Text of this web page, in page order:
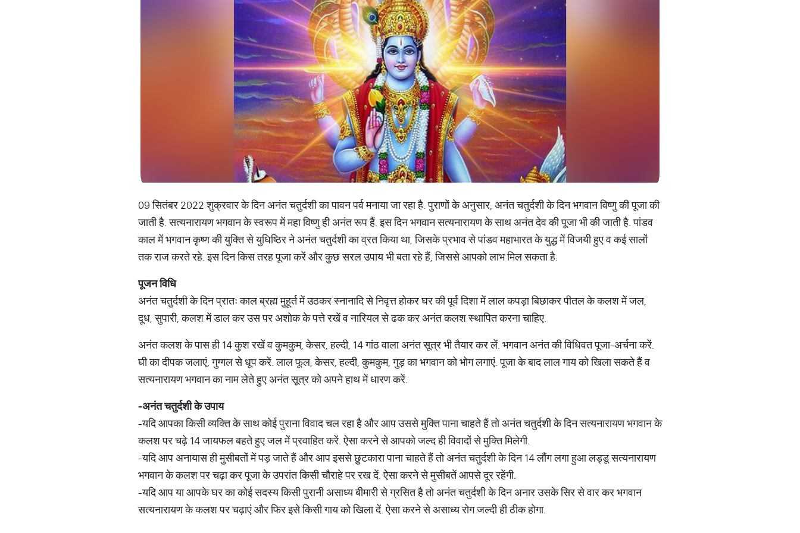
09 सितंबर 2022 शुक्रवार के दिन अनंत चतुर्दशी का पावन पर्व मनाया जा रहा है. पुराणों के अनुसार, अनंत चतुर्दशी के दिन भगवान विष्णु की पूजा की
जाती है. सत्यनारायण भगवान के स्वरूप में महा विष्णु ही अनंत रूप हैं. इस दिन भगवान सत्यनारायण के साथ अनंत देव की पूजा भी की जाती है. पांडव
काल में भगवान कृष्ण की युक्ति से युधिष्ठिर ने अनंत चतुर्दशी का व्रत किया था, जिसके प्रभाव से पांडव महाभारत के युद्ध में विजयी हुए व कई सालों
तक राज करते रहे. इस दिन किस तरह पूजा करें और कुछ सरल उपाय भी बता रहे हैं, जिससे आपको लाभ मिल सकता है.
पूजन विधि
अनंत चतुर्दशी के दिन प्रातः काल ब्रह्म मुहूर्त में उठकर स्नानादि से निवृत्त होकर घर की पूर्व दिशा में लाल कपड़ा बिछाकर पीतल के कलश में जल,
दूध, सुपारी, कलश में डाल कर उस पर अशोक के पत्ते रखें व नारियल से ढक कर अनंत कलश स्थापित करना चाहिए.
अनंत कलश के पास ही 14 कुश रखें व कुमकुम, केसर, हल्दी, 14 गांठ वाला अनंत सूत्र भी तैयार कर लें. भगवान अनंत की विधिवत पूजा-अर्चना करें.
घी का दीपक जलाएं, गुग्गल से धूप करें. लाल फूल, केसर, हल्दी, कुमकुम, गुड़ का भगवान को भोग लगाएं. पूजा के बाद लाल गाय को खिला सकते हैं व
सत्यनारायण भगवान का नाम लेते हुए अनंत सूत्र को अपने हाथ में धारण करें.
-अनंत चतुर्दशी के उपाय
-यदि आपका किसी व्यक्ति के साथ कोई पुराना विवाद चल रहा है और आप उससे मुक्ति पाना चाहते हैं तो अनंत चतुर्दशी के दिन सत्यनारायण भगवान के
कलश पर चढ़े 14 जायफल बहते हुए जल में प्रवाहित करें. ऐसा करने से आपको जल्द ही विवादों से मुक्ति मिलेगी.
-यदि आप अनायास ही मुसीबतों में पड़ जाते हैं और आप इससे छुटकारा पाना चाहते हैं तो अनंत चतुर्दशी के दिन 14 लौंग लगा हुआ लड्डू सत्यनारायण
भगवान के कलश पर चढ़ा कर पूजा के उपरांत किसी चौराहे पर रख दें. ऐसा करने से मुसीबतें आपसे दूर रहेंगी.
-यदि आप या आपके घर का कोई सदस्य किसी पुरानी असाध्य बीमारी से ग्रसित है तो अनंत चतुर्दशी के दिन अनार उसके सिर से वार कर भगवान
सत्यनारायण के कलश पर चढ़ाएं और फिर इसे किसी गाय को खिला दें. ऐसा करने से असाध्य रोग जल्दी ही ठीक होगा.